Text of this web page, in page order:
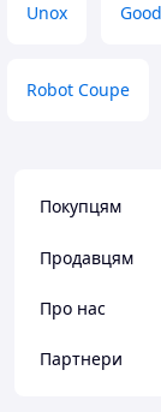
Unox
Robot Coupe
Покупцям
Продавцям
Про нас
Партнери